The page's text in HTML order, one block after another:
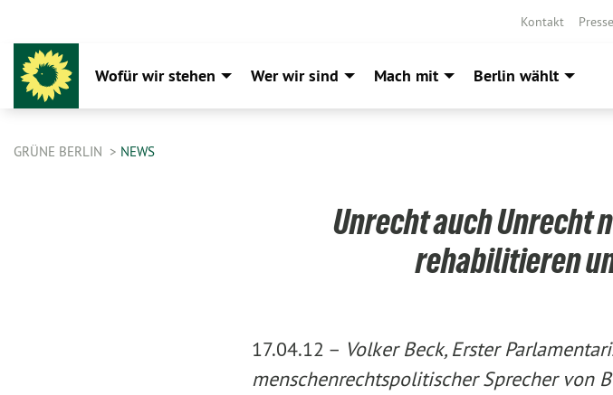
Kontakt Presse
Wofür wir stehen Wer wir sind Mach mit Berlin wählt
GRÜNE BERLIN NEWS
Unrecht auch Unrecht
rehabilitieren
17.04.12 – Volker Beck, Erster
menschenrechtspolitischer Sprecher von